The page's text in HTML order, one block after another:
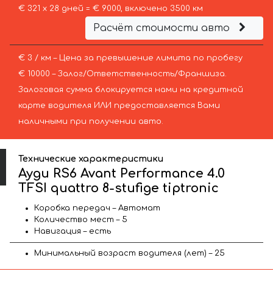
€ 321 х 28 дней = € 9000, включено 3500 км
Расчёт стоимости авто
€ 3 / км – Цена за превышение лимита по пробегу
€ 10000 – Залог/Ответственность/Франшиза.
Залоговая сумма блокируется нами на кредитной
карте водителя ИЛИ предоставляется Вами
наличными при получении авто.
Технические характеристики
Ауди RS6 Avant Performance 4.0
TFSI quattro 8-stufige tiptronic
Коробка передач – Автомат
Количество мест – 5
Навигация – есть
Минимальный возраст водителя (лет) – 25